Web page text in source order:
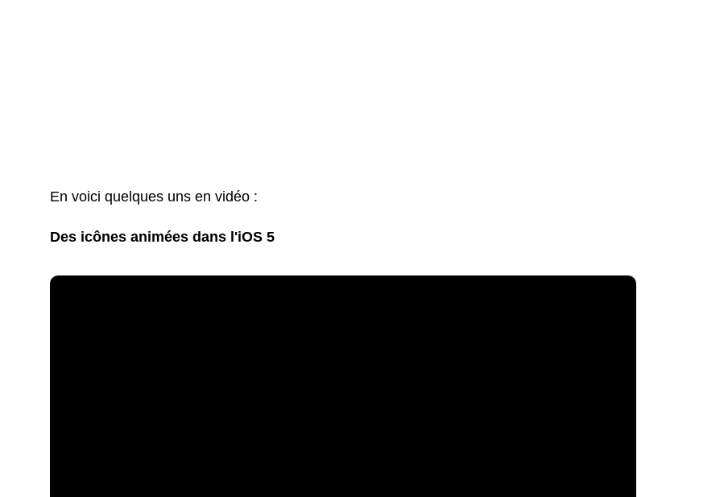
En voici quelques uns en vidéo :
Des icônes animées dans l'iOS 5